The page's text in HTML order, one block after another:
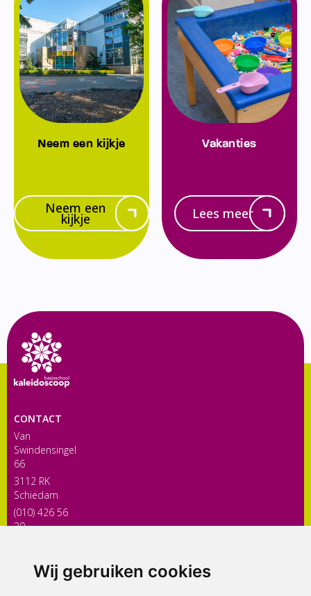
Wij gebruiken cookies
Neem een kijkje
Neem een
kijkje
Vakanties
Lees meer
CONTACT
Van
Swindensingel
66
3112 RK
Schiedam
(010) 426 56
30
ONDERDEEL VAN